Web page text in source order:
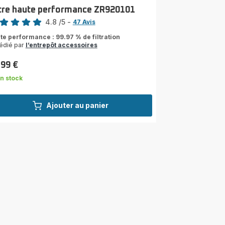
Ajouter au panier
haute performance ZR920101
4.8 /5 - 47 Avis
performance : 99.97 % de filtration
par l’entrepôt accessoires
€
stock